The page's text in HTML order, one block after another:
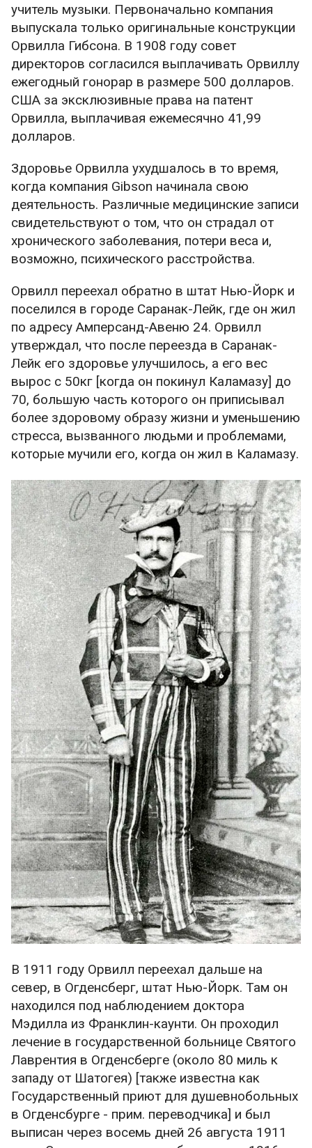
учитель музыки. Первоначально компания
выпускала только оригинальные конструкции
Орвилла Гибсона. В 1908 году совет
директоров согласился выплачивать Орвиллу
ежегодный гонорар в размере 500 долларов.
США за эксклюзивные права на патент
Орвилла, выплачивая ежемесячно 41,99
долларов.
Здоровье Орвилла ухудшалось в то время,
когда компания Gibson начинала свою
деятельность. Различные медицинские записи
свидетельствуют о том, что он страдал от
хронического заболевания, потери веса и,
возможно, психического расстройства.
Орвилл переехал обратно в штат Нью-Йорк и
поселился в городе Саранак-Лейк, где он жил
по адресу Амперсанд-Авеню 24. Орвилл
утверждал, что после переезда в Саранак-
Лейк его здоровье улучшилось, а его вес
вырос с 50кг [когда он покинул Каламазу] до
70, большую часть которого он приписывал
более здоровому образу жизни и уменьшению
стресса, вызванного людьми и проблемами,
которые мучили его, когда он жил в Каламазу.
В 1911 году Орвилл переехал дальше на
север, в Огденсберг, штат Нью-Йорк. Там он
находился под наблюдением доктора
Мэдилла из Франклин-каунти. Он проходил
лечение в государственной больнице Святого
Лаврентия в Огденсберге (около 80 миль к
западу от Шатогея) [также известна как
Государственный приют для душевнобольных
в Огденсбурге - прим. переводчика] и был
выписан через восемь дней 26 августа 1911